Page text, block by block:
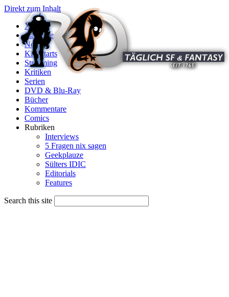
Direkt zum Inhalt
X
Startseite
News
Kinostarts
Streaming
Kritiken
Serien
DVD & Blu-Ray
Bücher
Kommentare
Comics
Rubriken
Interviews
5 Fragen nix sagen
Geekplauze
Sülters IDIC
Editorials
Features
Search this site